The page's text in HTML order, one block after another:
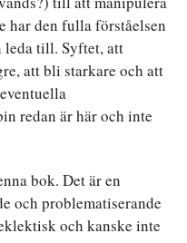
har den fulla förståelsen
till. Syftet, att
att bli starkare och att
redan är här och inte
bok. Det är en
och problematiserande
och kanske inte